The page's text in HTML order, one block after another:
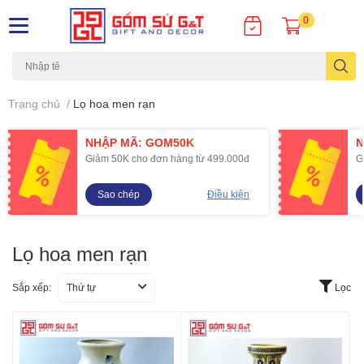
0
Trang chủ / Lọ hoa men rạn
NHẬP MÃ: GOM50K
Giảm 50K cho đơn hàng từ 499.000đ
Sao chép Điều kiện
Lọ hoa men rạn
Sắp xếp: Thứ tự Lọc